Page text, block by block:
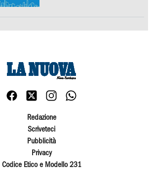
Redazione
Scriveteci
Pubblicità
Privacy
Codice Etico e Modello 231